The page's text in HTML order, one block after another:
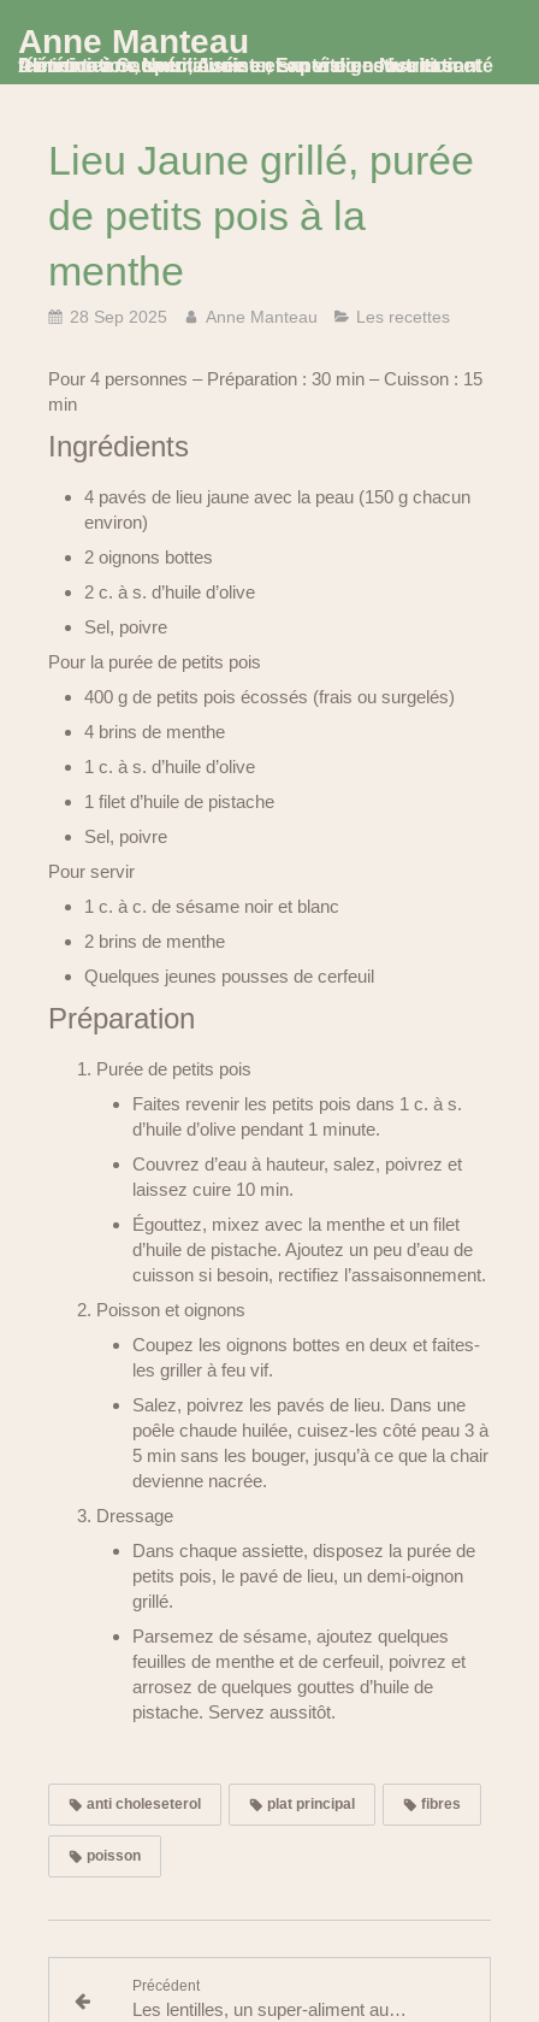
Anne Manteau
Diététicienne Nutritionniste, Experte en Nutrition et Alimentation, spécialisée en santé digestive et santé féminine à Saumur, Avoine et en visio consultation
Lieu Jaune grillé, purée
de petits pois à la
menthe
28 Sep 2025 Anne Manteau Les recettes
Pour 4 personnes – Préparation : 30 min – Cuisson : 15
min
Ingrédients
4 pavés de lieu jaune avec la peau (150 g chacun
environ)
2 oignons bottes
2 c. à s. d’huile d’olive
Sel, poivre
Pour la purée de petits pois
400 g de petits pois écossés (frais ou surgelés)
4 brins de menthe
1 c. à s. d’huile d’olive
1 filet d’huile de pistache
Sel, poivre
Pour servir
1 c. à c. de sésame noir et blanc
2 brins de menthe
Quelques jeunes pousses de cerfeuil
Préparation
Purée de petits pois
Faites revenir les petits pois dans 1 c. à s.
d’huile d’olive pendant 1 minute.
Couvrez d’eau à hauteur, salez, poivrez et
laissez cuire 10 min.
Égouttez, mixez avec la menthe et un filet
d’huile de pistache. Ajoutez un peu d’eau de
cuisson si besoin, rectifiez l’assaisonnement.
Poisson et oignons
Coupez les oignons bottes en deux et faites-
les griller à feu vif.
Salez, poivrez les pavés de lieu. Dans une
poêle chaude huilée, cuisez-les côté peau 3 à
5 min sans les bouger, jusqu’à ce que la chair
devienne nacrée.
Dressage
Dans chaque assiette, disposez la purée de
petits pois, le pavé de lieu, un demi-oignon
grillé.
Parsemez de sésame, ajoutez quelques
feuilles de menthe et de cerfeuil, poivrez et
arrosez de quelques gouttes d’huile de
pistache. Servez aussitôt.
anti choleseterol plat principal fibres
poisson
Précédent
Les lentilles, un super-aliment aux multiples atouts